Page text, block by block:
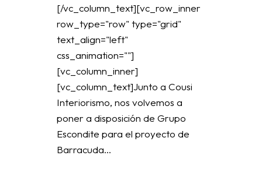
[/vc_column_text][vc_row_inner
row_type="row" type="grid"
text_align="left"
css_animation=""]
[vc_column_inner]
[vc_column_text]Junto a Cousi
Interiorismo, nos volvemos a
poner a disposición de Grupo
Escondite para el proyecto de
Barracuda...